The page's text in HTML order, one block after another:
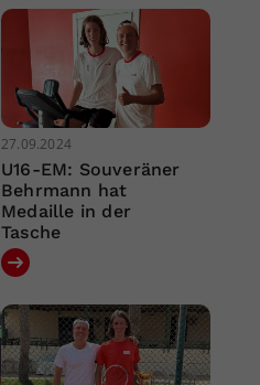
27.09.2024
U16-EM: Souveräner
Behrmann hat
Medaille in der
Tasche